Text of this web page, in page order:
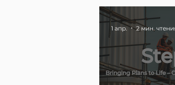
1 апр. 2 мин.